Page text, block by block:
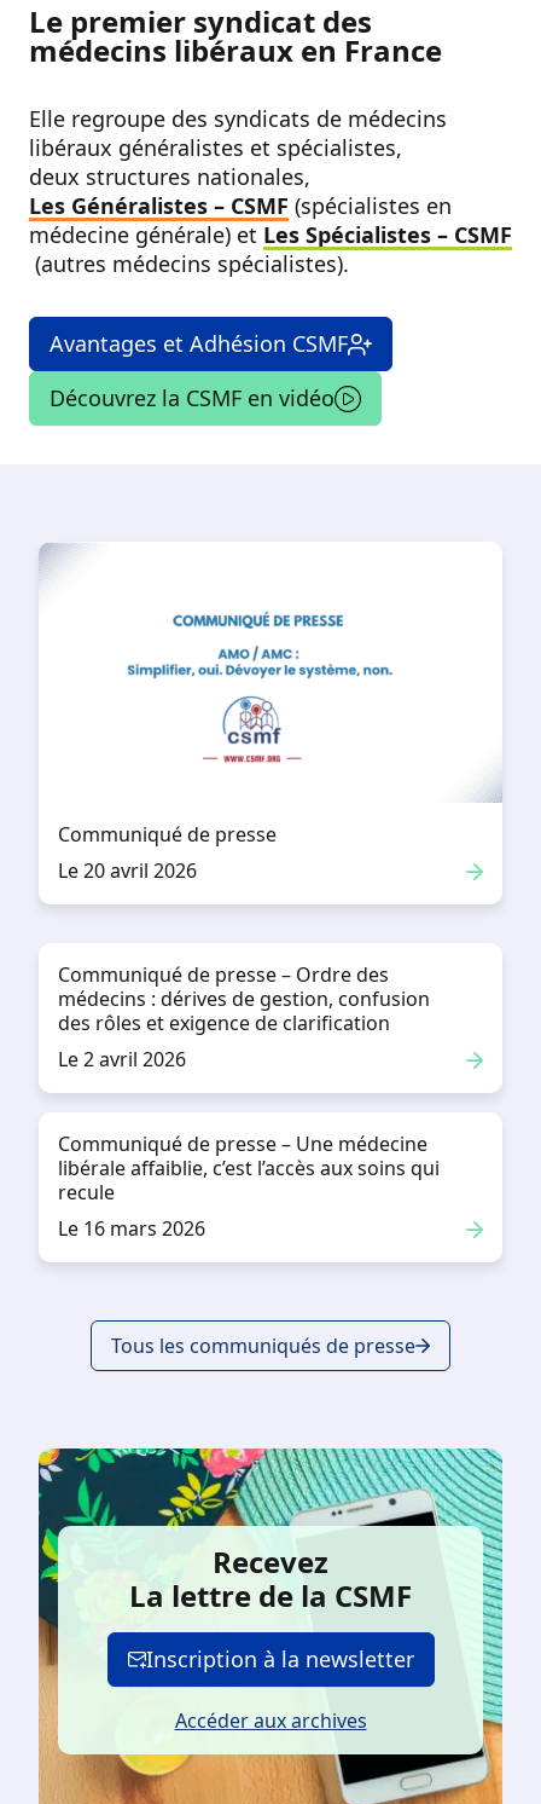
Le premier syndicat des
médecins libéraux en France
Elle regroupe des syndicats de médecins
libéraux généralistes et spécialistes,
deux structures nationales,
Les Généralistes – CSMF (spécialistes en
médecine générale) et Les Spécialistes – CSMF
(autres médecins spécialistes).
Avantages et Adhésion CSMF
Découvrez la CSMF en vidéo
Communiqué de presse
Le 20 avril 2026
Communiqué de presse – Ordre des
médecins : dérives de gestion, confusion
des rôles et exigence de clarification
Le 2 avril 2026
Communiqué de presse – Une médecine
libérale affaiblie, c’est l’accès aux soins qui
recule
Le 16 mars 2026
Tous les communiqués de presse
Recevez
La lettre de la CSMF
Inscription à la newsletter
Accéder aux archives